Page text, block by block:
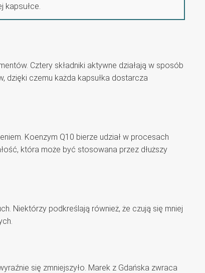
Cztery składniki aktywne działają w sposób
dzięki czemu każda kapsułka dostarcza
Koenzym Q10 bierze udział w procesach
która może być stosowana przez dłuższy
Niektórzy podkreślają również, że czują się mniej
się zmniejszyło. Marek z Gdańska zwraca